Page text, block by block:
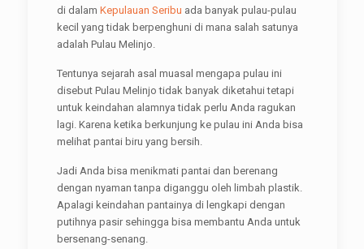
di dalam Kepulauan Seribu ada banyak pulau-pulau
kecil yang tidak berpenghuni di mana salah satunya
adalah Pulau Melinjo.
Tentunya sejarah asal muasal mengapa pulau ini
disebut Pulau Melinjo tidak banyak diketahui tetapi
untuk keindahan alamnya tidak perlu Anda ragukan
lagi. Karena ketika berkunjung ke pulau ini Anda bisa
melihat pantai biru yang bersih.
Jadi Anda bisa menikmati pantai dan berenang
dengan nyaman tanpa diganggu oleh limbah plastik.
Apalagi keindahan pantainya di lengkapi dengan
putihnya pasir sehingga bisa membantu Anda untuk
bersenang-senang.